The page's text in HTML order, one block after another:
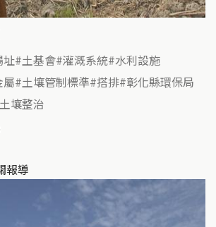
址 土基會 灌溉系統 水利設施
屬 土壤管制標準 搭排 彰化縣環保局
土壤整治
報導